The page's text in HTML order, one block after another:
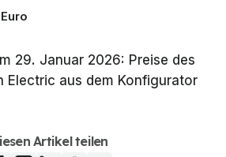
29. Januar 2026: Preise des
Electric aus dem Konfigurator
Artikel teilen